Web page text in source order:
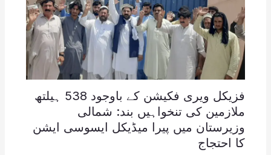
فزیکل ویری فکیشن کے باوجود 538 ہیلتھ
ملازمین کی تنخواہیں بند: شمالی
وزیرستان میں پیرا میڈیکل ایسوسی ایشن
کا احتجاج